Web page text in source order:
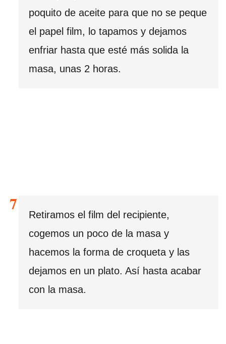
poquito de aceite para que no se peque
el papel film, lo tapamos y dejamos
enfriar hasta que esté más solida la
masa, unas 2 horas.
Retiramos el film del recipiente,
cogemos un poco de la masa y
hacemos la forma de croqueta y las
dejamos en un plato. Así hasta acabar
con la masa.